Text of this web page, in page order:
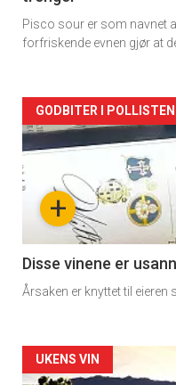
Pisco sour er som navnet
forfriskende evnen gjør at
Forsiden
akkurat
nå
3
+
GODBITER I POLLISTEN
Disse vinene er
Årsaken er knyttet til eieren
Forsiden
UKENS VIN